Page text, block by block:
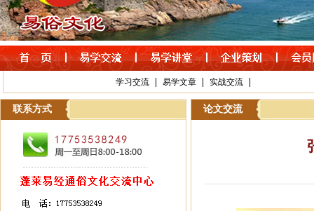
学习交流 易学文章 实战交流
联系方式 论文交流